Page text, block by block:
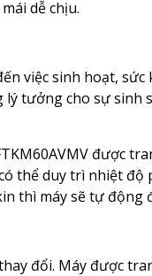
dễ chịu.
việc sinh hoạt, sức
lý tưởng cho sự
được
thể duy trì nhiệt độ
thì máy sẽ tự động
đổi. Máy được